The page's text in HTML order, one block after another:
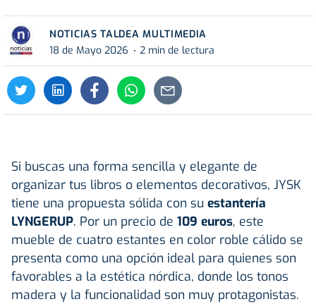
NOTICIAS TALDEA MULTIMEDIA
18 de Mayo 2026
2 min de lectura
Si buscas una forma sencilla y elegante de
organizar tus libros o elementos decorativos, JYSK
tiene una propuesta sólida con su estantería
LYNGERUP. Por un precio de 109 euros, este
mueble de cuatro estantes en color roble cálido se
presenta como una opción ideal para quienes son
favorables a la estética nórdica, donde los tonos
madera y la funcionalidad son muy protagonistas.